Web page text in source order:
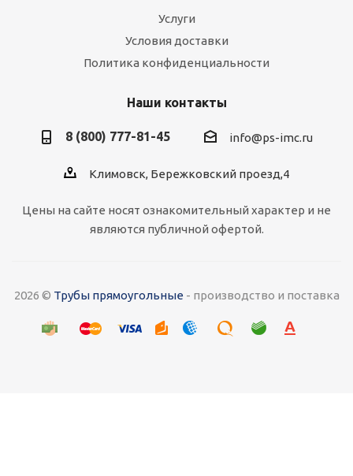
Услуги
Условия доставки
Политика конфиденциальности
Наши контакты
8 (800) 777-81-45 info@ps-imc.ru
Климовск, Бережковский проезд,4
Цены на сайте носят ознакомительный характер и не
являются публичной офертой.
2026 © Трубы прямоугольные - производство и поставка